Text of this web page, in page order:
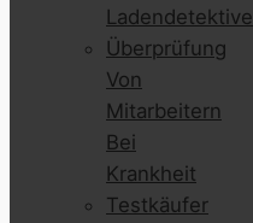
Ladendetektive
Überprüfung
Von
Mitarbeitern
Bei
Krankheit
Testkäufer